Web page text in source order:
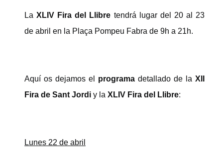
LaXLIV Fira del Llibre tendrá lugar del 20 al 23
de abril en la Plaça Pompeu Fabra de 9h a 21h.
Aquí os dejamos el programa detallado de la XII
Fira de Sant Jordi y la XLIV Fira del Llibre:
Lunes 22 de abril